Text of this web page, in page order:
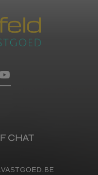
CHAT